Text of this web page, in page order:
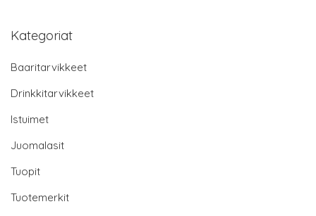
Kategoriat
Baaritarvikkeet
Drinkkitarvikkeet
Istuimet
Juomalasit
Tuopit
Tuotemerkit